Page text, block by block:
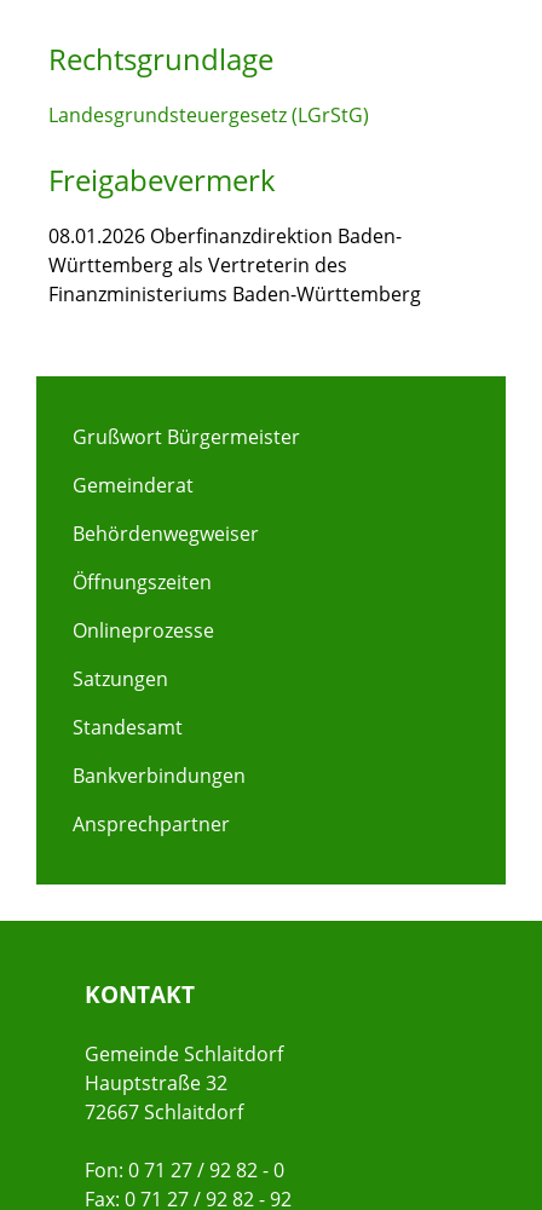
Rechtsgrundlage
Landesgrundsteuergesetz (LGrStG)
Freigabevermerk
08.01.2026 Oberfinanzdirektion Baden-
Württemberg als Vertreterin des
Finanzministeriums Baden-Württemberg
Grußwort Bürgermeister
Gemeinderat
Behördenwegweiser
Öffnungszeiten
Onlineprozesse
Satzungen
Standesamt
Bankverbindungen
Ansprechpartner
KONTAKT
Gemeinde Schlaitdorf
Hauptstraße 32
72667 Schlaitdorf
Fon: 0 71 27 / 92 82 - 0
Fax: 0 71 27 / 92 82 - 92